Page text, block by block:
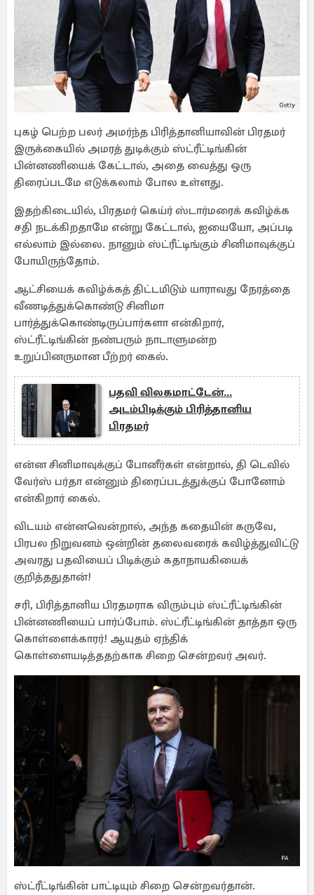
புகழ் பெற்ற பலர் அமர்ந்த பிரித்தானியாவின் பிரதமர்
இருக்கையில் அமரத் துடிக்கும் ஸ்ட்ரீட்டிங்கின்
பின்னணியைக் கேட்டால், அதை வைத்து ஒரு
திரைப்படமே எடுக்கலாம் போல உள்ளது.
இதற்கிடையில், பிரதமர் கெய்ர் ஸ்டார்மரைக் கவிழ்க்க
சதி நடக்கிறதாமே என்று கேட்டால், ஐயையோ, அப்படி
எல்லாம் இல்லை. நானும் ஸ்ட்ரீட்டிங்கும் சினிமாவுக்குப்
போயிருந்தோம்.
ஆட்சியைக் கவிழ்க்கத் திட்டமிடும் யாராவது நேரத்தை
வீணடித்துக்கொண்டு சினிமா
பார்த்துக்கொண்டிருப்பார்களா என்கிறார்,
ஸ்ட்ரீட்டிங்கின் நண்பரும் நாடாளுமன்ற
உறுப்பினருமான பீற்றர் கைல்.
பதவி விலகமாட்டேன்...
அடம்பிடிக்கும் பிரித்தானிய
பிரதமர்
என்ன சினிமாவுக்குப் போனீர்கள் என்றால், தி டெவில்
வேர்ஸ் பர்தா என்னும் திரைப்படத்துக்குப் போனோம்
என்கிறார் கைல்.
விடயம் என்னவென்றால், அந்த கதையின் கருவே,
பிரபல நிறுவனம் ஒன்றின் தலைவரைக் கவிழ்த்துவிட்டு
அவரது பதவியைப் பிடிக்கும் கதாநாயகியைக்
குறித்ததுதான்!
சரி, பிரித்தானிய பிரதமராக விரும்பும் ஸ்ட்ரீட்டிங்கின்
பின்னணியைப் பார்ப்போம். ஸ்ட்ரீட்டிங்கின் தாத்தா ஒரு
கொள்ளைக்காரர்! ஆயுதம் ஏந்திக்
கொள்ளையடித்ததற்காக சிறை சென்றவர் அவர்.
ஸ்ட்ரீட்டிங்கின் பாட்டியும் சிறை சென்றவர்தான்.